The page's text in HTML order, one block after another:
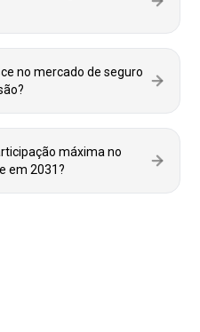
no mercado de seguro
máxima no
em 2031?